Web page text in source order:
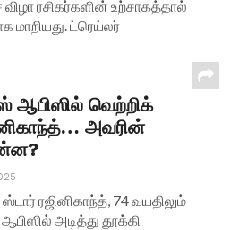
ரசிகர்களின் உற்சாகத்தால்
மாறியது. ட்ரெய்லர்
ஆபிஸில் வெற்றிக்
அவரின்
ரஜினிகாந்த், 74 வயதிலும்
அடித்து தூக்கி